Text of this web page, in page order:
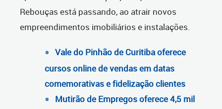
Rebouças está passando, ao atrair novos
empreendimentos imobiliários e instalações.
Vale do Pinhão de Curitiba oferece
cursos online de vendas em datas
comemorativas e fidelização clientes
Mutirão de Empregos oferece 4,5 mil